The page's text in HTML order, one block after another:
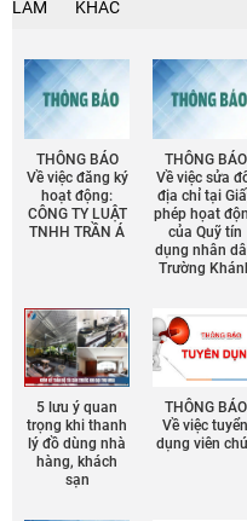
LÀM KHÁC
THÔNG BÁO
Về việc đăng ký
hoạt động:
CÔNG TY LUẬT
TNHH TRẦN Á
THÔNG BÁO
Về việc sửa
địa chỉ tại
phép họat
của Quỹ tín
dụng nhân
Trường
5 lưu ý quan
trọng khi thanh
lý đồ dùng nhà
hàng, khách
sạn
THÔNG BÁO
Về việc tuyển
dụng viên